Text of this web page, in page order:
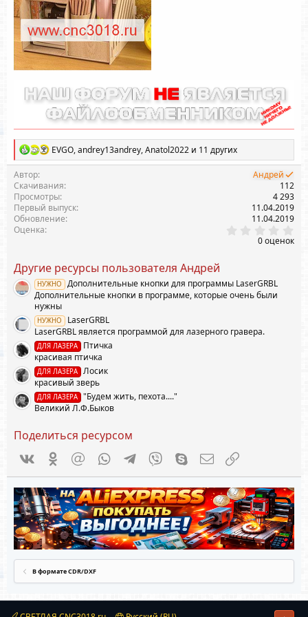
я
Р
е
к
ц
и
и
:
EVGO,andrey13andrey,Anatol2022 и 11 других
Автор
Андрей
Скачивания
112
Просмотры
4 293
Первый выпуск
11.04.2019
Обновление
11.04.2019
Оценка
.
0 оценок
Другие ресурсы пользователя Андрей
НУЖНО
Дополнительные кнопки для программы LaserGRBL
Дополнительные кнопки в программе, которые очень были
нужны
НУЖНО
LaserGRBL
LaserGRBL является программой для лазерного гравера.
ДЛЯ ЛАЗЕРА
Птичка
красивая птичка
ДЛЯ ЛАЗЕРА
Лосик
красивый зверь
ДЛЯ ЛАЗЕРА
"Будем жить, пехота...."
Великий Л.Ф.Быков
Поделиться ресурсом
VkontakteOdnoklassniki
Mail.ru WhatsAppTelegramViber Skype Электронная почта
В формате CDR/DXF